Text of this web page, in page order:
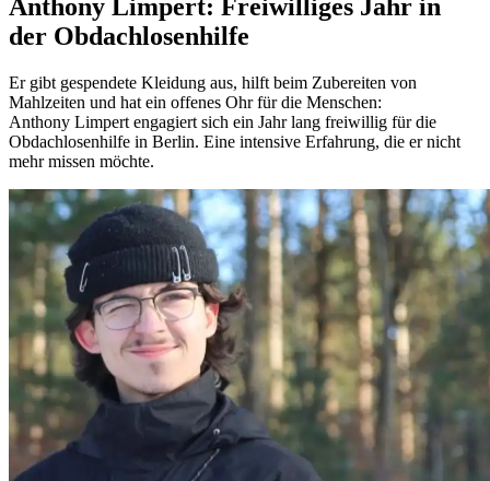
Anthony Limpert: Freiwilliges Jahr in
der Obdach­losen­hilfe
Er gibt gespendete Kleidung aus, hilft beim Zubereiten von
Mahlzeiten und hat ein offenes Ohr für die Menschen:
Anthony Limpert engagiert sich ein Jahr lang freiwillig für die
Obdachlosenhilfe in Berlin. Eine intensive Erfahrung, die er nicht
mehr missen möchte.